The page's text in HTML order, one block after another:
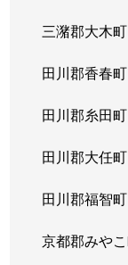
三潴郡大木町
田川郡香春町
田川郡糸田町
田川郡大任町
田川郡福智町
京都郡みや